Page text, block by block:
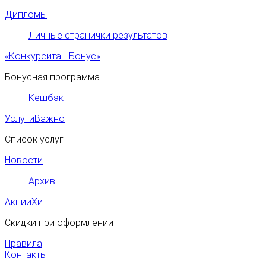
Дипломы
Личные странички результатов
«Конкурсита - Бонус»
Бонусная программа
Кешбэк
УслугиВажно
Список услуг
Новости
Архив
АкцииХит
Скидки при оформлении
Правила
Контакты